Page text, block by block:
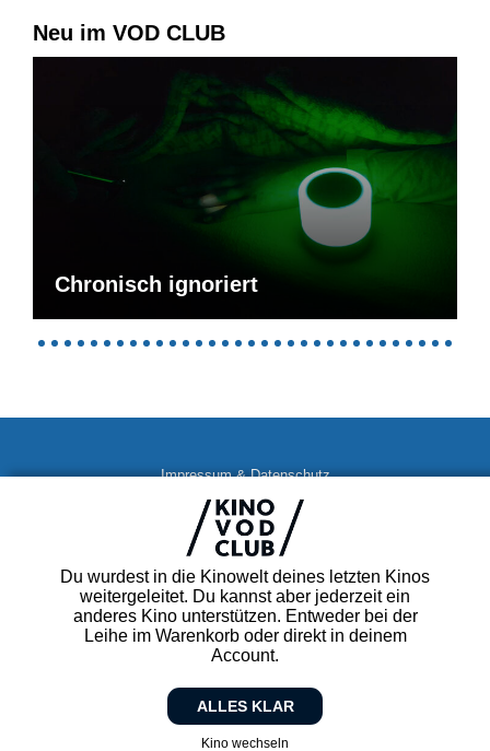
Du wurdest in die Kinowelt deines letzten Kinos
weitergeleitet. Du kannst aber jederzeit ein
anderes Kino unterstützen. Entweder bei der
Leihe im Warenkorb oder direkt in deinem
Account.
ALLES KLAR
Kino wechseln
Neu im VOD CLUB
Chronisch ignoriert
Impressum & Datenschutz
AGB
Kontakt
FAQ
Newsletter
Partner